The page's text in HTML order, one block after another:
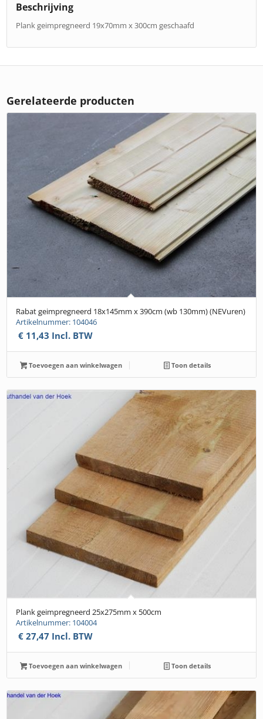
Beschrijving
Plank geimpregneerd 19x70mm x 300cm geschaafd
Gerelateerde producten
Rabat geimpregneerd 18x145mm x 390cm (wb 130mm) (NEVuren)
Artikelnummer: 104046
€ 11,43 Incl. BTW
Toevoegen aan winkelwagen Toon details
Plank geimpregneerd 25x275mm x 500cm
Artikelnummer: 104004
€ 27,47 Incl. BTW
Toevoegen aan winkelwagen Toon details